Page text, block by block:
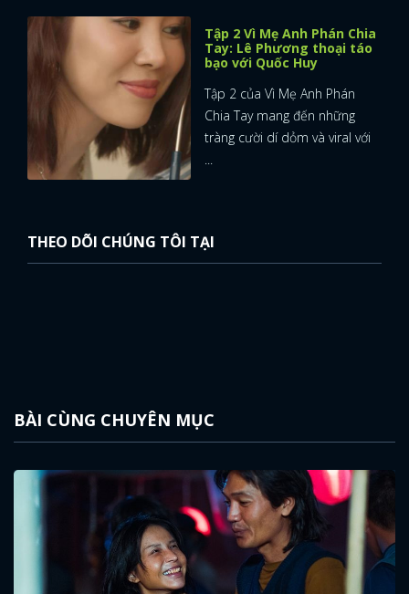
Tập 2 Vì Mẹ Anh Phán Chia
Tay: Lê Phương thoại táo
bạo với Quốc Huy
Tập 2 của Vì Mẹ Anh Phán
Chia Tay mang đến những
tràng cười dí dỏm và viral với
...
THEO DÕI CHÚNG TÔI TẠI
BÀI CÙNG CHUYÊN MỤC